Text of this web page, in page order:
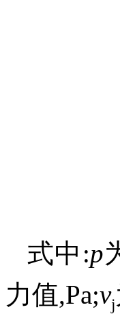
式中:p
力值,Pa;vj